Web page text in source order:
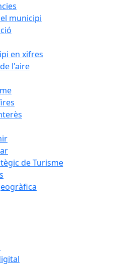
municipi
en xifres
l'aire
de Turisme